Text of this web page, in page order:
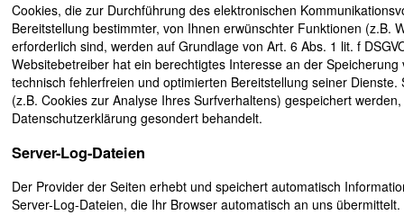
Cookies, die zur Durchführung des elektronischen
Bereitstellung bestimmter, von Ihnen erwünschter Funktionen (z.B.
erforderlich sind, werden auf Grundlage von Art. 6 Abs. 1 lit. f
Websitebetreiber hat ein berechtigtes Interesse an der Speicherung
technisch fehlerfreien und optimierten Bereitstellung seiner Dienste.
(z.B. Cookies zur Analyse Ihres Surfverhaltens) gespeichert
Datenschutzerklärung gesondert behandelt.
Server-Log-Dateien
Der Provider der Seiten erhebt und speichert automatisch
Server-Log-Dateien, die Ihr Browser automatisch an uns